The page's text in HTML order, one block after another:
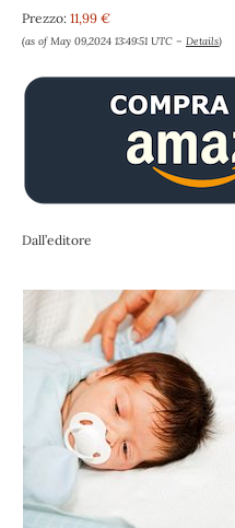
Prezzo: 11,99 €
(as of May 09,2024 13:49:51 UTC – Details)
Dall’editore